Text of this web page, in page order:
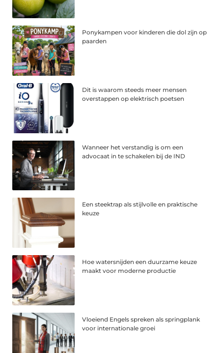
Ponykampen voor kinderen die dol zijn op
paarden
Dit is waarom steeds meer mensen
overstappen op elektrisch poetsen
Wanneer het verstandig is om een
advocaat in te schakelen bij de IND
Een steektrap als stijlvolle en praktische
keuze
Hoe watersnijden een duurzame keuze
maakt voor moderne productie
Vloeiend Engels spreken als springplank
voor internationale groei